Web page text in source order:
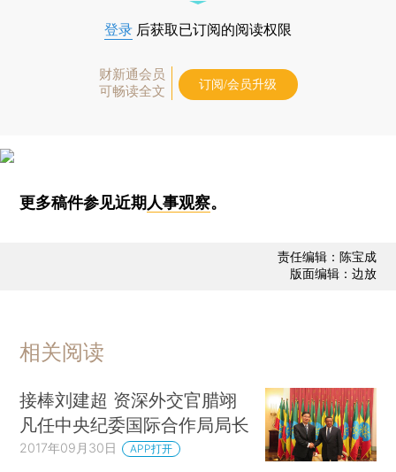
登录 后获取已订阅的阅读权限
财新通会员
可畅读全文
订阅/会员升级
更多稿件参见近期 人事观察。
责任编辑：陈宝成
版面编辑：边放
相关阅读
接棒刘建超 资深外交官腊翊
凡任中央纪委国际合作局局长
2017年09月30日 APP打开